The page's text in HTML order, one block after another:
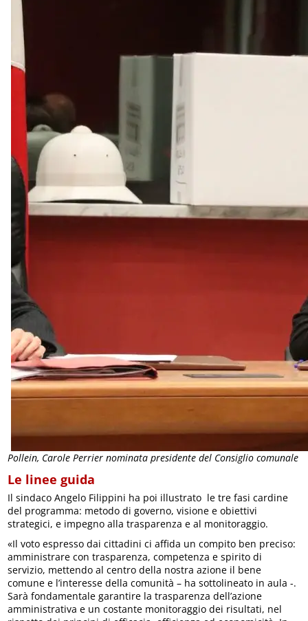
Pollein, Carole Perrier nominata presidente del Consiglio comunale
Le linee guida
Il sindaco Angelo Filippini ha poi illustrato le tre fasi cardine
del programma: metodo di governo, visione e obiettivi
strategici, e impegno alla trasparenza e al monitoraggio.
«Il voto espresso dai cittadini ci affida un compito ben preciso:
amministrare con trasparenza, competenza e spirito di
servizio, mettendo al centro della nostra azione il bene
comune e l’interesse della comunità – ha sottolineato in aula -.
Sarà fondamentale garantire la trasparenza dell’azione
amministrativa e un costante monitoraggio dei risultati, nel